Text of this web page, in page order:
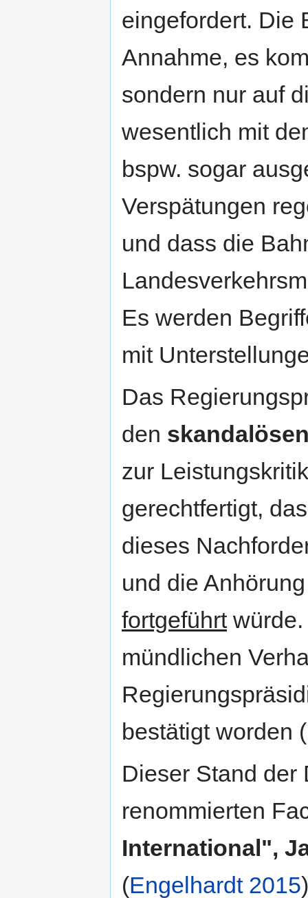
eingefordert. Die
Annahme, es
sondern nur auf
wesentlich mit
bspw. sogar
Verspätungen
und dass die
Es werden
mit
Das
den
zur
gerechtfertigt,
dieses
und die
fortgeführtwürde.
mündlichen
bestätigt worden (
Dieser Stand der
renommierten
International",
(Engelhardt 2015